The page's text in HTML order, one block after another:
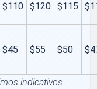
$110 $120 $115
$45 $55 $50
indicativos